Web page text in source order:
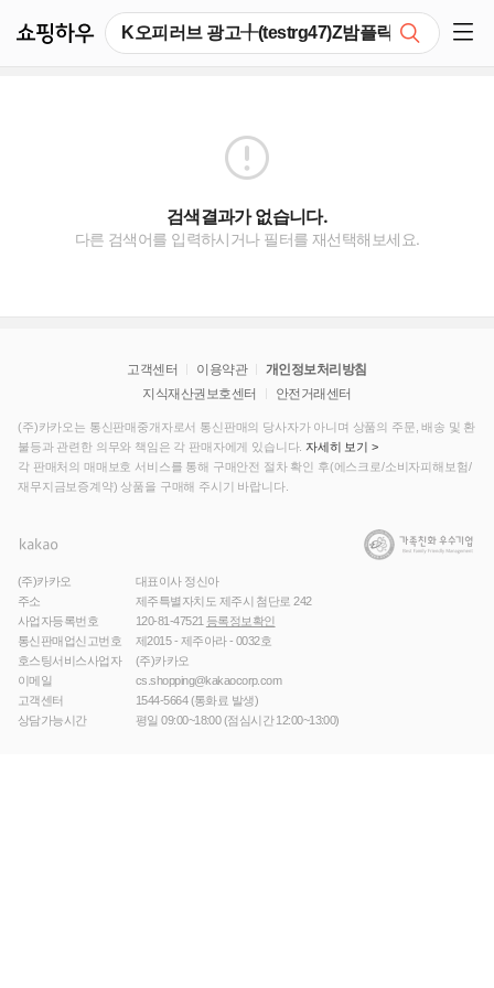
검색결과가 없습니다.
다른 검색어를 입력하시거나 필터를 재선택해보세요.
고객센터 이용약관
개인정보처리방침
지식재산권보호센터
안전거래센터
(주)카카오는 통신판매중개자로서 통신판매의 당사자가 아니며 상품의 주문, 배송 및 환
불등과 관련한 의무와 책임은 각 판매자에게 있습니다. 자세히 보기 >
각 판매처의 매매보호 서비스를 통해 구매안전 절차 확인 후(에스크로/소비자피해보험/
재무지금보증계약) 상품을 구매해 주시기 바랍니다.
(주)카카오
대표이사 정신아
주소
제주특별자치도 제주시 첨단로 242
사업자등록번호
120-81-47521 등록정보확인
통신판매업신고번호
제2015 - 제주아라 - 0032호
호스팅서비스사업자
(주)카카오
이메일
cs.shopping@kakaocorp.com
고객센터
1544-5664(통화료 발생)
상담가능시간
평일 09:00~18:00 (점심시간 12:00~13:00)